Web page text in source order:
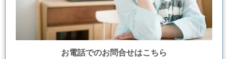
お電話でのお問合せはこちら